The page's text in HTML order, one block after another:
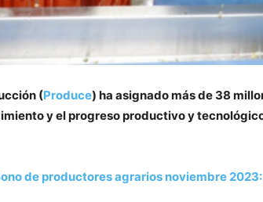
(Produce) ha asignado más de 38
y el progreso productivo y
de productores agrarios noviembre